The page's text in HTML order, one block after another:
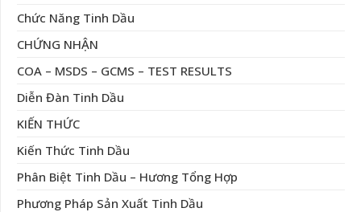
Chức Năng Tinh Dầu
CHỨNG NHẬN
COA – MSDS – GCMS – TEST RESULTS
Diễn Đàn Tinh Dầu
KIẾN THỨC
Kiến Thức Tinh Dầu
Phân Biệt Tinh Dầu – Hương Tổng Hợp
Phương Pháp Sản Xuất Tinh Dầu